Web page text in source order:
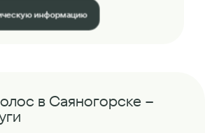
информацию
в Саяногорске –